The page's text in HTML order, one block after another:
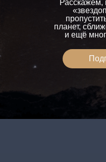
Расскажем,
планет,
и ещё